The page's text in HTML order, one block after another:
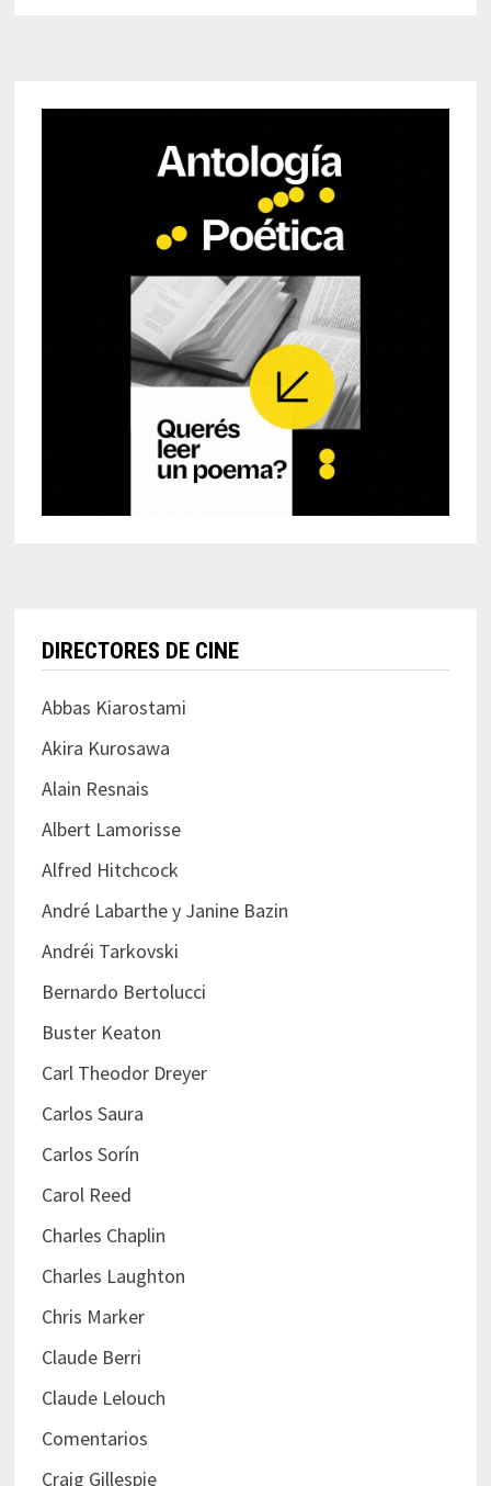
DIRECTORES DE CINE
Abbas Kiarostami
Akira Kurosawa
Alain Resnais
Albert Lamorisse
Alfred Hitchcock
André Labarthe y Janine Bazin
Andréi Tarkovski
Bernardo Bertolucci
Buster Keaton
Carl Theodor Dreyer
Carlos Saura
Carlos Sorín
Carol Reed
Charles Chaplin
Charles Laughton
Chris Marker
Claude Berri
Claude Lelouch
Comentarios
Craig Gillespie